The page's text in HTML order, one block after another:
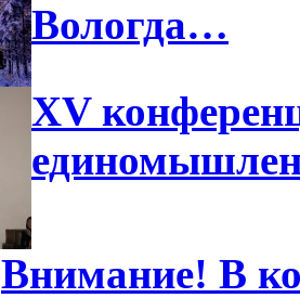
Вологда…
XV
Внимание! В